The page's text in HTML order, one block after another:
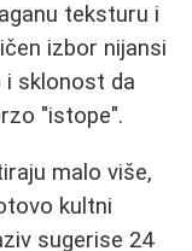
teksturu i
izbor nijansi
i sklonost da
"istope".
malo više,
kultni
sugerise 24